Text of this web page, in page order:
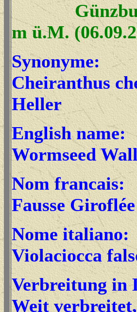
Günzburg,
m ü.M.
Synonyme:
Cheiranthus
Heller
English name:
Wormseed
Nom francais:
Fausse Giroflée
Nome italiano:
Violaciocca
Verbreitung in
Weit